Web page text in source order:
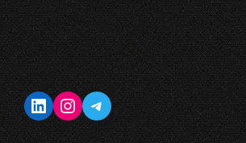
تلگراماینستاگرم
لینکداین